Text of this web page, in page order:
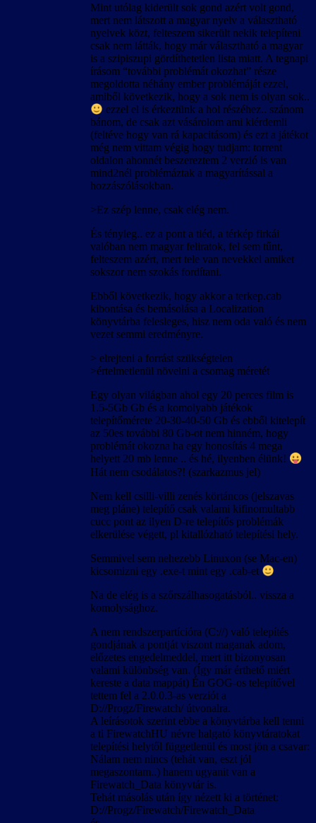
Mint utólag kiderült sok gond azért volt gond,
mert nem látszott a magyar nyelv a választható
nyelvek közt, felteszem sikerült nekik telepíteni
csak nem látták, hogy már választható a magyar
is a szipiszupi gördíthetetlen lista miatt. A tegnapi
írásom “további problémát okozhat” része
megoldotta néhány ember problémáját ezzel,
amiből következik, hogy a sok nem is olyan sok..
ezzel el is érkeztünk a hol részéhez.. szánom
bánom, de csak azt vásárolom ami kiérdemli
(feltéve hogy van rá kapacitásom) és ezt a játékot
még nem vittam végig hogy tudjam: torrent
oldalon ahonnét beszereztem 2 verzió is van
mind2nél problémáztak a magyarítással a
hozzászólásokban.
>Ez szép lenne, csak elég nem.
És tényleg.. ez a pont a tiéd, a térkép firkái
valóban nem magyar feliratok, fel sem tűnt,
felteszem azért, mert tele van nevekkel amiket
sokszor nem szokás fordítani.
Ebből következik, hogy akkor a terkep.cab
kibontása és bemásolása a Localization
könyvtárba felesleges, hisz nem oda való és nem
vezet semmi eredményre.
> elrejteni a forrást szükségtelen
>értelmetlenül növelni a csomag méretét
Egy olyan világban ahol egy 20 perces film is
1.5-5Gb Gb és a komolyabb játékok
telepítőmérete 20-30-40-50 Gb és ebből kitelepít
az 50es további 80 Gb-ot nem hinném, hogy
problémát okozna ha egy honosítás 4 mega
helyett 20 mb lenne .. és hé, ilyenben élünk!
Hát nem csodálatos?! (szarkazmus jel)
Nem kell csilli-villi zenés körtáncos (jelszavas
meg pláne) telepítő csak valami kifinomultabb
cucc pont az ilyen D-re telepítős problémák
elkerülése végett, pl kitallózható telepítési hely.
Semmivel sem nehezebb Linuxon (se Mac-en)
kicsomizni egy .exe-t mint egy .cab-et
Na de elég is a szőrszálhasogatásból.. vissza a
komolysághoz.
A nem rendszerpartícióra (C://) való telepítés
gondjának a pontját viszont maganak adom,
előzetes engedelmeddel, mert itt bizonyosan
valami különbség van. (Így már érthető miért
kereste a data mappát) Én GOG-os telepítővel
tettem fel a 2.0.0.3-as verziót a
D://Progz/Firewatch/ útvonalra.
A leírásotok szerint ebbe a könyvtárba kell tenni
a ti FirewatchHU névre halgató könyvtáratokat
telepítési helytől függetlenül és most jön a csavar:
Nálam nem nincs (tehát van, eszt jól
megaszontam..) hanem ugyanit van a
Firewatch_Data könyvtár is.
Tehát másolás után így nézett ki a történet:
D://Progz/Firewatch/Firewatch_Data